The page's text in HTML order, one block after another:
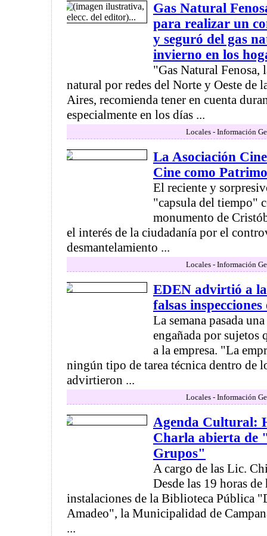
Gas Natural
para realizar un
y seguró del gas
invierno en los
"Gas Natural Fenosa,
natural por redes del Norte y Oeste de
Aires, recomienda tener en cuenta
especialmente en los días ...
Locales - Información
La Asociación
Cine como
El reciente y
"capsula del tiempo"
monumento de
el interés de la ciudadanía por el
desmantelamiento ...
Locales - Información
EDEN advirtió a
falsas
La semana pasada
engañada por sujetos
a la empresa. "La
ningún tipo de tarea técnica dentro de
advirtieron ...
Locales - Información
Agenda Cultural:
Charla abierta de
Grupos"
A cargo de las Lic.
Desde las 19 horas de
instalaciones de la Biblioteca Pública
Amadeo", la Municipalidad de
...